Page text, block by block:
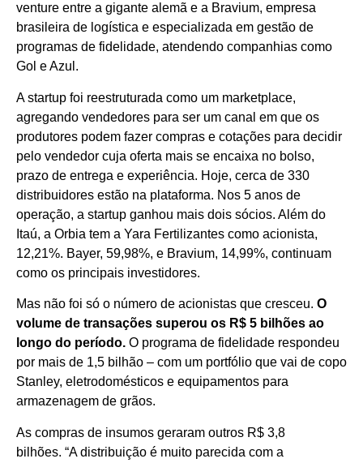
venture entre a gigante alemã e a Bravium, empresa
brasileira de logística e especializada em gestão de
programas de fidelidade, atendendo companhias como
Gol e Azul.
A startup foi reestruturada como um marketplace,
agregando vendedores para ser um canal em que os
produtores podem fazer compras e cotações para decidir
pelo vendedor cuja oferta mais se encaixa no bolso,
prazo de entrega e experiência. Hoje, cerca de 330
distribuidores estão na plataforma. Nos 5 anos de
operação, a startup ganhou mais dois sócios. Além do
Itaú, a Orbia tem a Yara Fertilizantes como acionista,
12,21%. Bayer, 59,98%, e Bravium, 14,99%, continuam
como os principais investidores.
Mas não foi só o número de acionistas que cresceu. O
volume de transações superou os R$ 5 bilhões ao
longo do período. O programa de fidelidade respondeu
por mais de 1,5 bilhão – com um portfólio que vai de copo
Stanley, eletrodomésticos e equipamentos para
armazenagem de grãos.
As compras de insumos geraram outros R$ 3,8
bilhões. “A distribuição é muito parecida com a